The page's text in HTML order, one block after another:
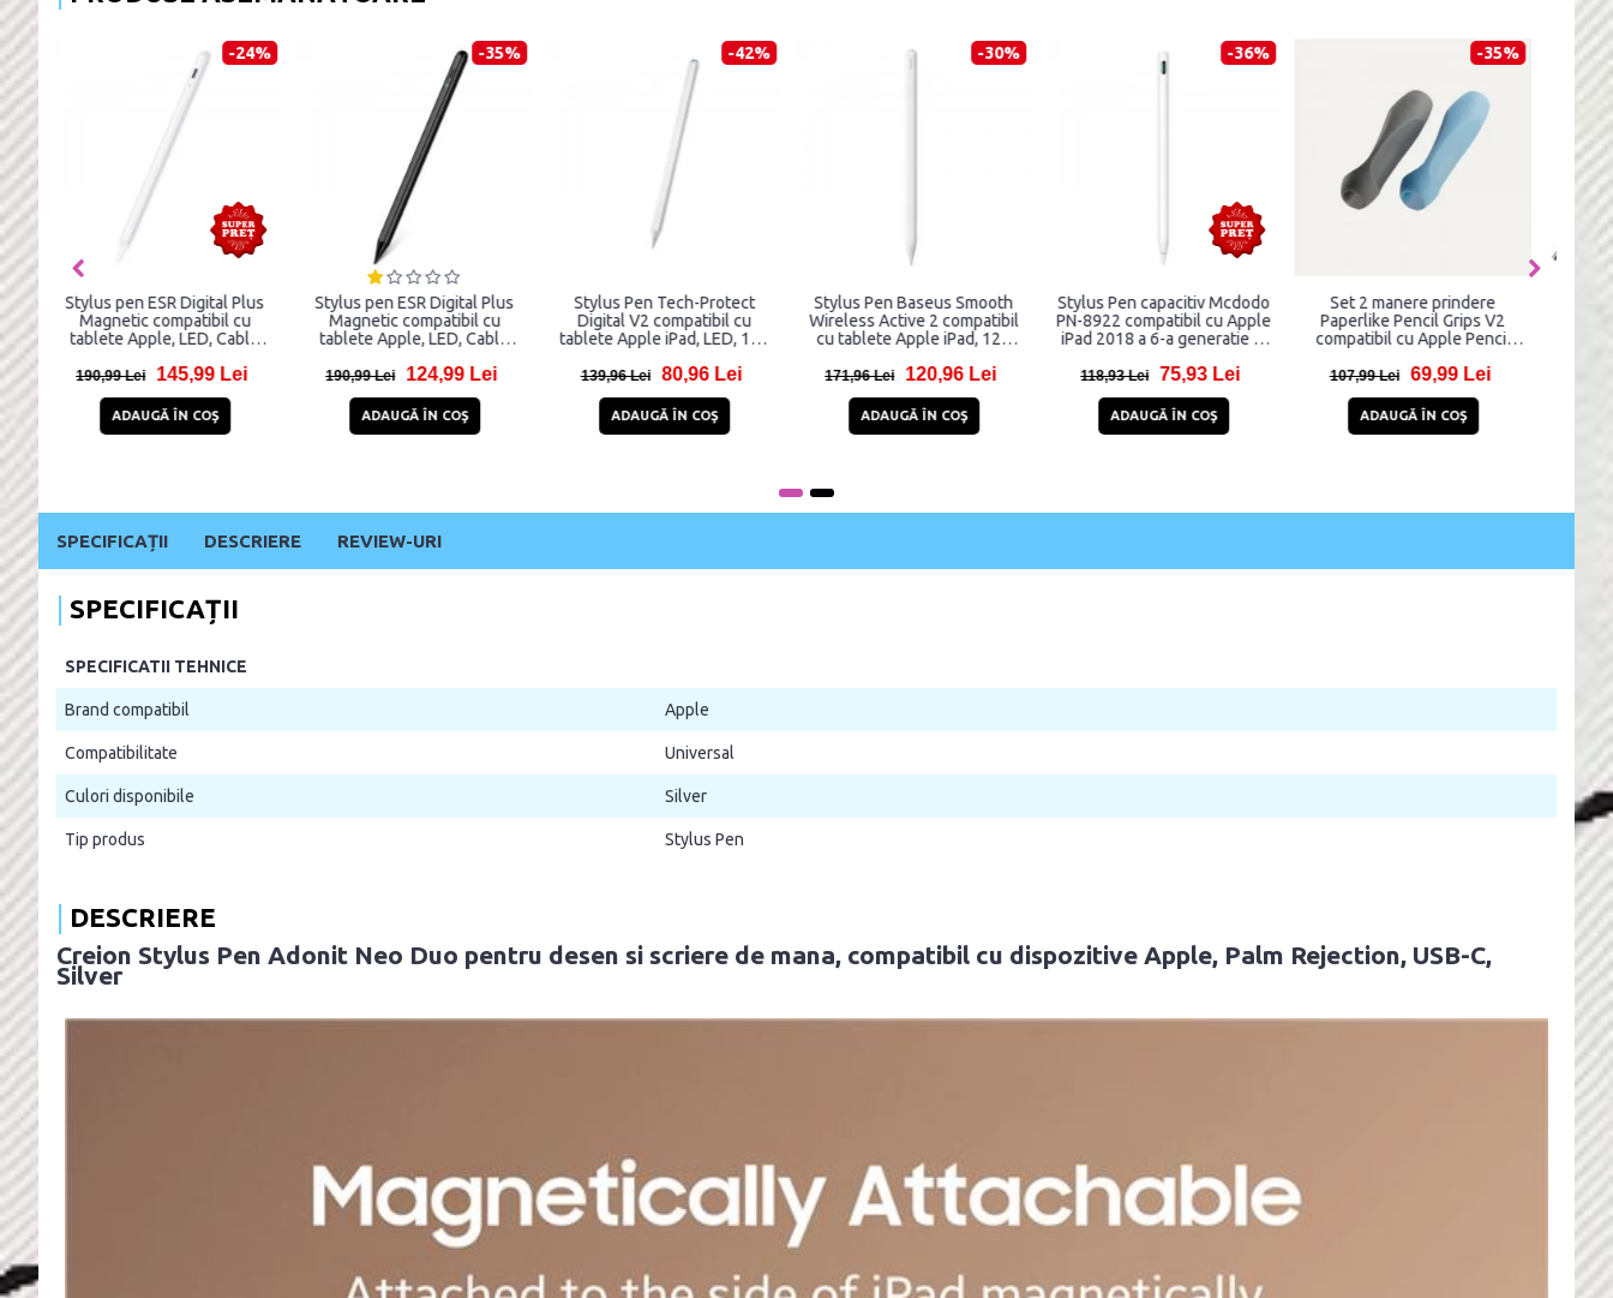
-24%
Stylus pen ESR Digital Plus
Magnetic compatibil cu
tablete Apple, LED, Cablu
190,99 Lei 145,99 Lei
ADAUGĂ ÎN COŞ
-35%
Stylus pen ESR Digital Plus
Magnetic compatibil cu
tablete Apple, LED, Cablu
190,99 Lei 124,99 Lei
ADAUGĂ ÎN COŞ
-42%
Stylus Pen Tech-Protect
Digital V2 compatibil cu
tablete Apple iPad, LED, 120
139,96 Lei 80,96 Lei
ADAUGĂ ÎN COŞ
-30%
Stylus Pen Baseus Smooth
Wireless Active 2 compatibil
cu tablete Apple iPad, 125
171,96 Lei 120,96 Lei
ADAUGĂ ÎN COŞ
-36%
Stylus Pen capacitiv Mcdodo
PN-8922 compatibil cu Apple
iPad 2018 a 6-a generatie si
118,93 Lei 75,93 Lei
ADAUGĂ ÎN COŞ
-35%
Set 2 manere prindere
Paperlike Pencil Grips V2
compatibil cu Apple Pencil
precizie, Albastru/Gri
107,99 Lei 69,99 Lei
ADAUGĂ ÎN COŞ
SPECIFICAȚII DESCRIERE REVIEW-URI
SPECIFICAȚII
SPECIFICATII TEHNICE
Brand compatibil Apple
Compatibilitate Universal
Culori disponibile Silver
Tip produs Stylus Pen
DESCRIERE
Creion Stylus Pen Adonit Neo Duo pentru desen si scriere de mana, compatibil cu dispozitive Apple, Palm Rejection, USB-C,
Silver